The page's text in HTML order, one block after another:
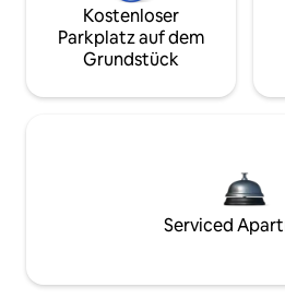
Kostenloser
Parkplatz auf dem
Grundstück
Serviced